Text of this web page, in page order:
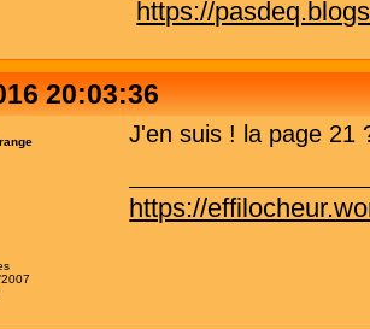
https://
20:03:36
J'en suis ! la page 21
https://